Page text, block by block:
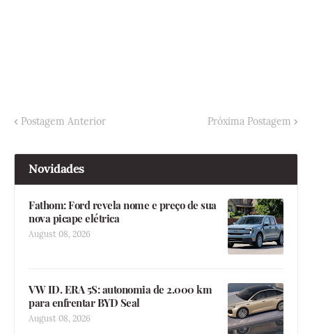
Postagem Anterior Próxima Postagem
Novidades
Fathom: Ford revela nome e preço de sua
nova picape elétrica
August 08, 2026
VW ID. ERA 5S: autonomia de 2.000 km
para enfrentar BYD Seal
August 08, 2026